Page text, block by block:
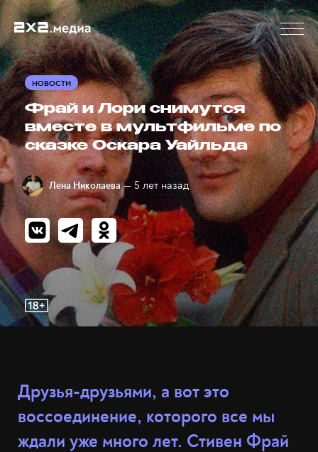
НОВОСТИ
Фрай и Лори снимутся
вместе в мультфильме по
сказке Оскара Уайльда
Лена Николаева — 5 лет назад
Друзья-друзьями, а вот это
воссоединение, которого все мы
ждали уже много лет. Стивен Фрай